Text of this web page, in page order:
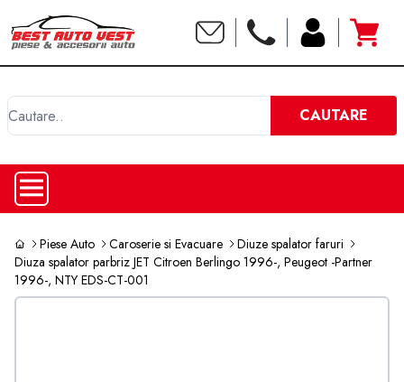
CAUTARE
Piese Auto Caroserie si Evacuare
Diuze spalator faruri
Diuza spalator parbriz JET Citroen Berlingo 1996-, Peugeot -Partner
1996-, NTY EDS-CT-001